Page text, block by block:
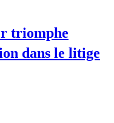
triomphe
dans le litige